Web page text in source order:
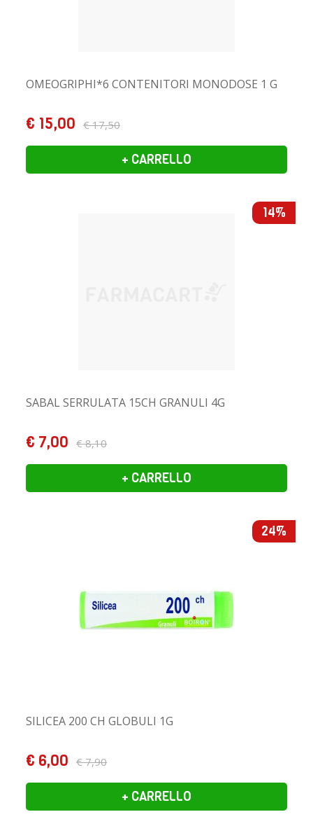
OMEOGRIPHI*6 CONTENITORI MONODOSE 1 G
€ 15,00 € 17,50
+ CARRELLO
14%
SABAL SERRULATA 15CH GRANULI 4G
€ 7,00 € 8,10
+ CARRELLO
24%
SILICEA 200 CH GLOBULI 1G
€ 6,00 € 7,90
+ CARRELLO